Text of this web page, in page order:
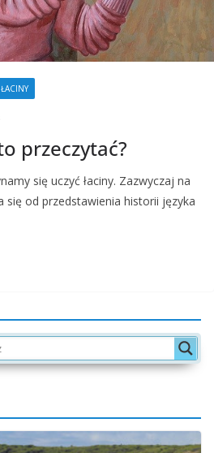
przeczytać?
się uczyć łaciny. Zazwyczaj na
się od przedstawienia historii języka